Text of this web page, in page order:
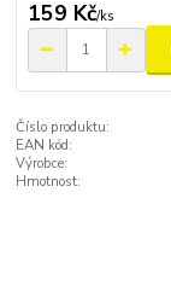
159 Kč/ks
Číslo produktu:
EAN kód:
Výrobce:
Hmotnost: